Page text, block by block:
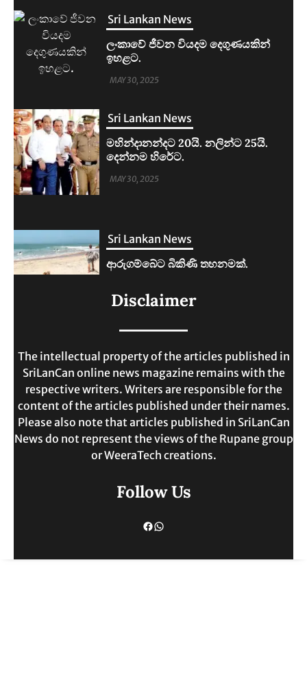
Sri Lankan News
මහින්දානන්දට 20යි. නලින්ට 25යි.
දෙන්නම හිරේට.
MAY 30, 2025
Sri Lankan News
ආරුගම්බේට බිකිණි තහනමක්.
MAY 30, 2025
Sri Lankan News
ඉහළට.
Disclaimer
The intellectual property of the articles published in
SriLanCan online news magazine remains with the
respective writers. Writers are responsible for the
content of the articles published under their names.
Please also note that articles published in SriLanCan
News do not represent the views of the Rupane group
or WeeraTech creations.
Follow Us
Facebook
WhatsApp